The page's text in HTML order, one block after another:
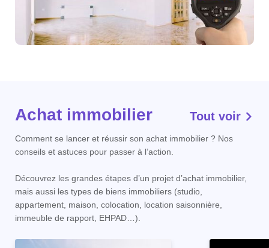
Achat immobilier Tout voir
Comment se lancer et réussir son achat immobilier ? Nos
conseils et astuces pour passer à l’action.
Découvrez les grandes étapes d’un projet d’achat immobilier,
mais aussi les types de biens immobiliers (studio,
appartement, maison, colocation, location saisonnière,
immeuble de rapport, EHPAD…).